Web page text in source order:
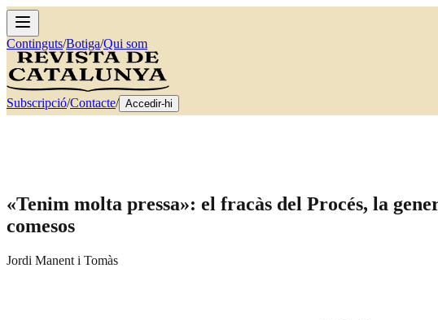
Continguts/Botiga/Qui som
Subscripció/Contacte/ Accedir-hi
«Tenim molta pressa»: el fracàs del Procés, la
comesos
Jordi Manent i Tomàs